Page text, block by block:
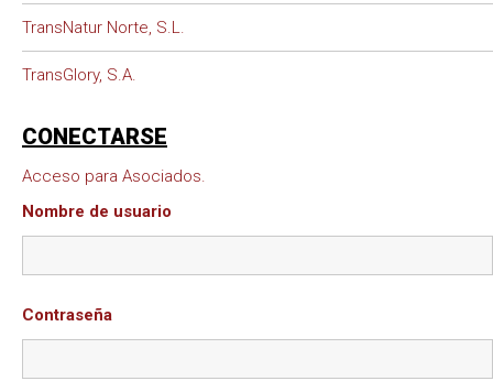
TransNatur Norte, S.L.
TransGlory, S.A.
CONECTARSE
Acceso para Asociados.
Nombre de usuario
Contraseña